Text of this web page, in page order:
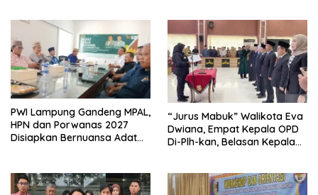
PWI Lampung Gandeng MPAL,
HPN dan Porwanas 2027
Disiapkan Bernuansa Adat
“Jurus Mabuk” Walikota Eva
Dwiana, Empat Kepala OPD
Di-Plh-kan, Belasan Kepala